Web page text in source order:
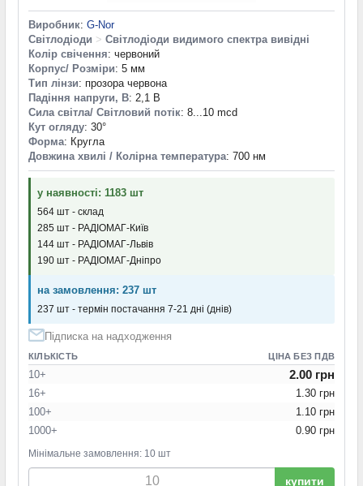
Виробник: G-Nor
Світлодіоди > Світлодіоди видимого спектра вивідні
Колір свічення: червоний
Корпус/ Розміри: 5 мм
Тип лінзи: прозора червона
Падіння напруги, В: 2,1 В
Сила світла/ Світловий потік: 8...10 mcd
Кут огляду: 30°
Форма: Кругла
Довжина хвилі / Колірна температура: 700 нм
у наявності: 1183 шт
564 шт - склад
285 шт - РАДІОМАГ-Київ
144 шт - РАДІОМАГ-Львів
190 шт - РАДІОМАГ-Дніпро
на замовлення: 237 шт
237 шт - термін постачання 7-21 дні (днів)
Підписка на надходження
КІЛЬКІСТЬ ЦІНА БЕЗ ПДВ
10+ 2.00 грн
16+
1.30 грн
100+
1.10 грн
1000+
0.90 грн
Мінімальне замовлення: 10 шт
купити